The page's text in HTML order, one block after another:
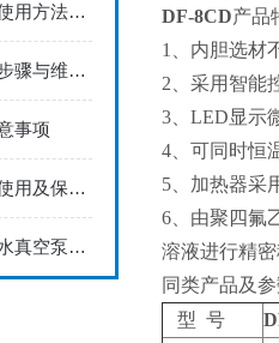
磁力加热搅拌器的使用方法与注意事项
磁力搅拌器的操作步骤与维护方法分别有哪些
事项
盐雾试验机的正确使用及保养方法
你知道什么是循环水真空泵么？看看这些吧
DF-8CD产品
1
、内胆选
2 、采用智
3 、LED显
4 、可同时
5 、加热器
6 、由聚四
溶液进行精
同类产品及
型 号